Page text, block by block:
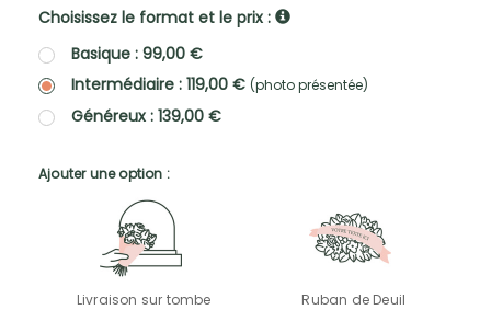
Choisissez le format et le prix :
Basique : 99,00 €
Intermédiaire : 119,00 € (photo présentée)
Généreux : 139,00 €
Ajouter une option :
Livraison sur tombe
Ruban de Deuil